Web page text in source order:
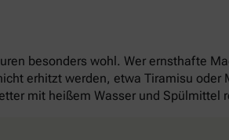
besonders wohl. Wer ernsthafte
erhitzt werden, etwa Tiramisu
mit heißem Wasser und Spülmittel